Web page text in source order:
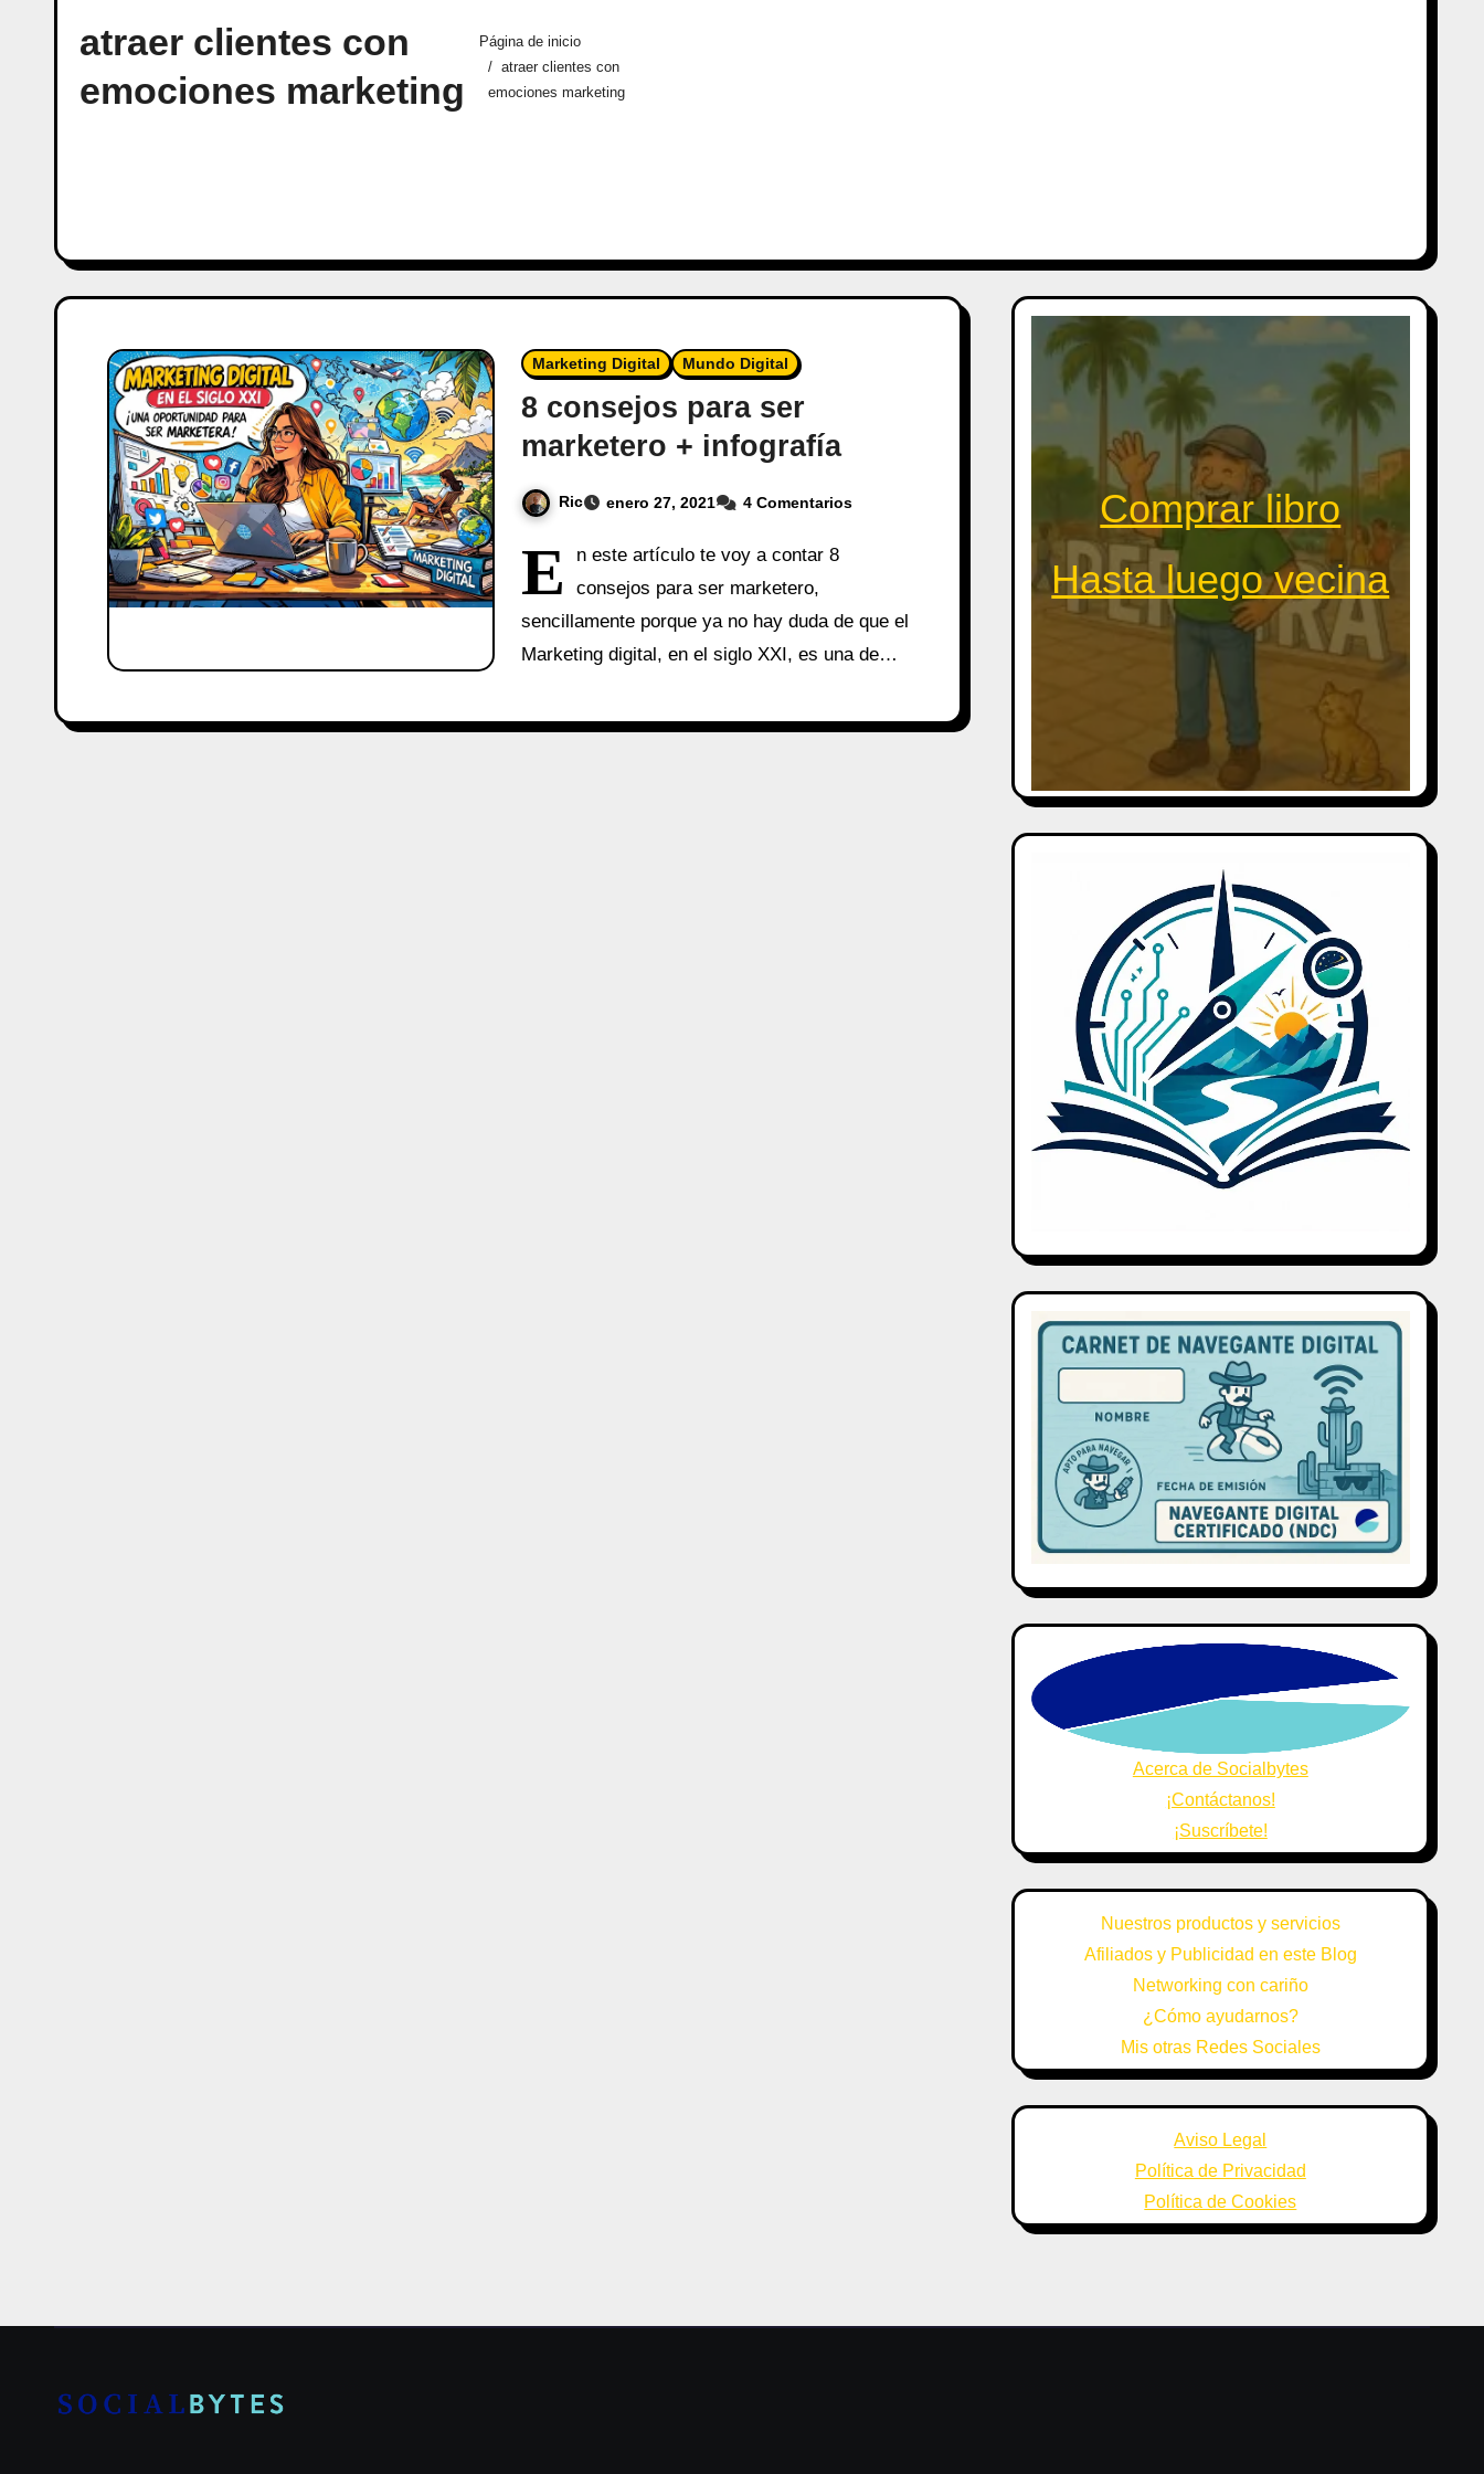
atraer clientes con
emociones marketing
Página de inicio
atraer clientes con
emociones marketing
Marketing Digital Mundo Digital
8 consejos para ser
marketero + infografía
Ric enero 27, 2021 4 Comentarios
E
n este artículo te voy a contar 8
consejos para ser marketero,
sencillamente porque ya no hay duda de que el
Marketing digital, en el siglo XXI, es una de…
Comprar libro
Hasta luego vecina
Acerca de Socialbytes
¡Contáctanos!
¡Suscríbete!
Nuestros productos y servicios
Afiliados y Publicidad en este Blog
Networking con cariño
¿Cómo ayudarnos?
Mis otras Redes Sociales
Aviso Legal
Política de Privacidad
Política de Cookies